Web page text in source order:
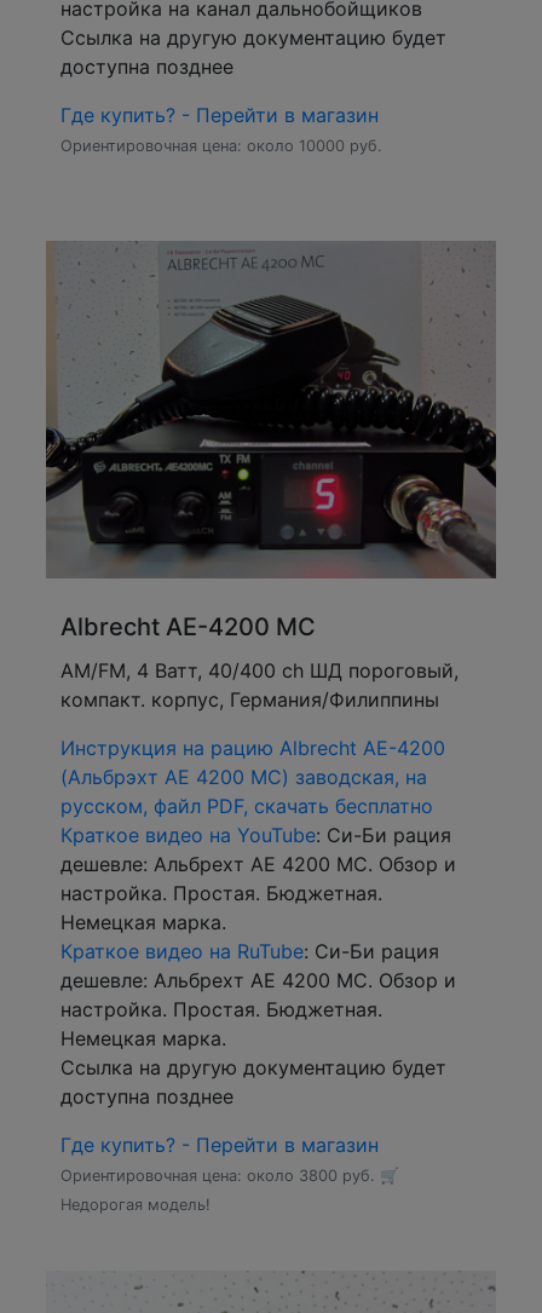
настройка на канал дальнобойщиков
Ссылка на другую документацию будет
доступна позднее
Где купить? - Перейти в магазин
Ориентировочная цена: около 10000 руб.
Albrecht AE-4200 MC
АМ/FM, 4 Ватт, 40/400 ch ШД пороговый,
компакт. корпус, Германия/Филиппины
Инструкция на рацию Albrecht AE-4200
(Альбрэхт АЕ 4200 МС) заводская, на
русском, файл PDF, скачать бесплатно
Краткое видео на YouTube: Си-Би рация
дешевле: Альбрехт АЕ 4200 МС. Обзор и
настройка. Простая. Бюджетная.
Немецкая марка.
Краткое видео на RuTube: Си-Би рация
дешевле: Альбрехт АЕ 4200 МС. Обзор и
настройка. Простая. Бюджетная.
Немецкая марка.
Ссылка на другую документацию будет
доступна позднее
Где купить? - Перейти в магазин
Ориентировочная цена: около 3800 руб. 🛒
Недорогая модель!